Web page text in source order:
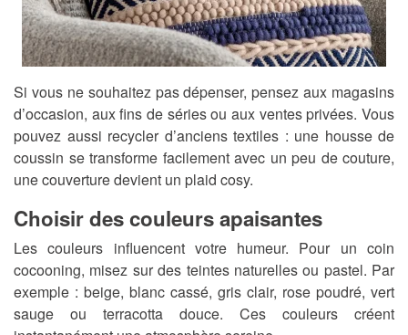
Si vous ne souhaitez pas dépenser, pensez aux magasins
d’occasion, aux fins de séries ou aux ventes privées. Vous
pouvez aussi recycler d’anciens textiles : une housse de
coussin se transforme facilement avec un peu de couture,
une couverture devient un plaid cosy.
Choisir des couleurs apaisantes
Les couleurs influencent votre humeur. Pour un coin
cocooning, misez sur des teintes naturelles ou pastel. Par
exemple : beige, blanc cassé, gris clair, rose poudré, vert
sauge ou terracotta douce. Ces couleurs créent